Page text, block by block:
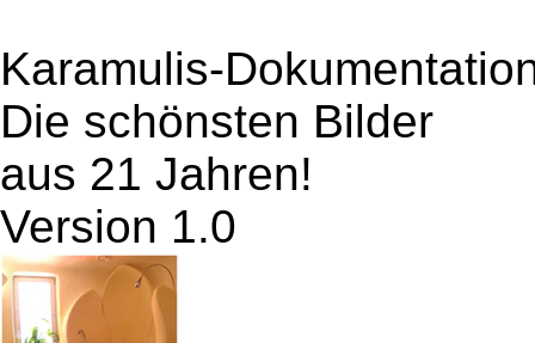
Karamulis-
Die schönsten Bilder
aus 21 Jahren!
Version 1.0